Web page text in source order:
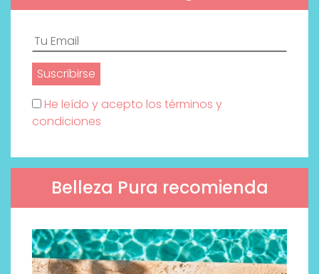
He leído y acepto los términos y
condiciones
Belleza Pura recomienda